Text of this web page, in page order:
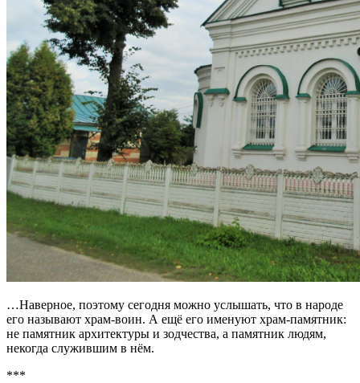
…Наверное, поэтому сегодня можно услышать, что в народе
его называют храм-воин. А ещё его именуют храм-памятник:
не памятник архитектуры и зодчества, а памятник людям,
некогда служившим в нём.
***